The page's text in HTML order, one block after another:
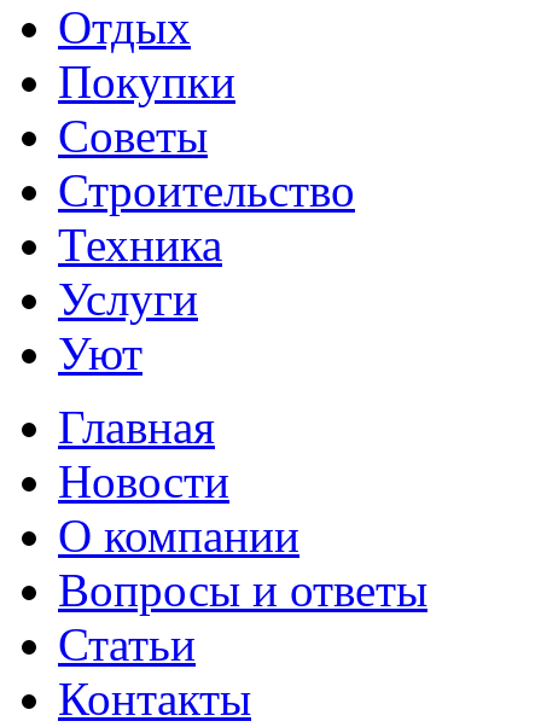
Отдых
Покупки
Советы
Строительство
Техника
Услуги
Уют
Главная
Новости
О компании
Вопросы и ответы
Статьи
Контакты